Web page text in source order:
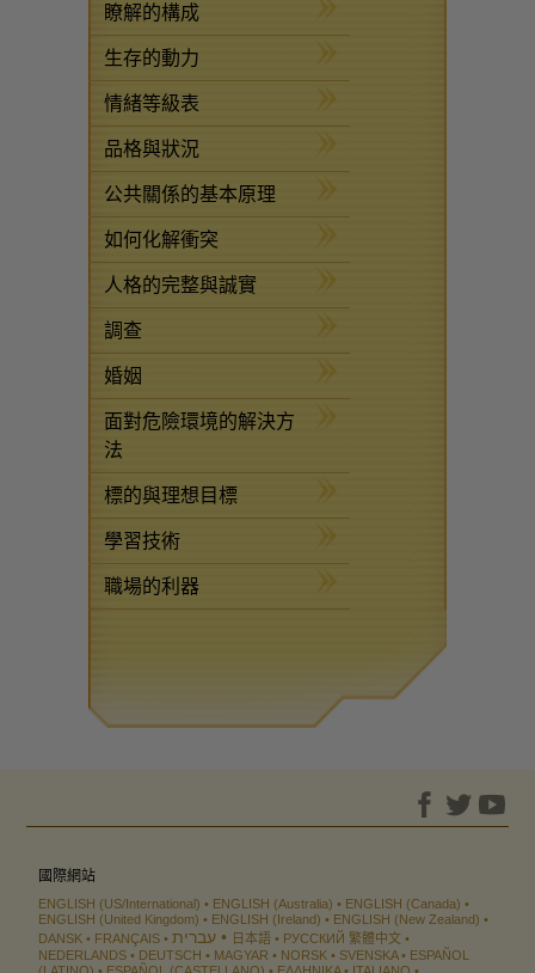
瞭解的構成
生存的動力
情緒等級表
品格與狀況
公共關係的基本原理
如何化解衝突
人格的完整與誠實
調查
婚姻
面對危險環境的解決方
法
標的與理想目標
學習技術
職場的利器
國際網站
ENGLISH (US/International) ENGLISH (Australia)
ENGLISH (Canada)
ENGLISH (United Kingdom)
ENGLISH (Ireland)
ENGLISH (New Zealand)
DANSK
FRANÇAIS עברית 日本語 РУССКИЙ 繁體中文
NEDERLANDS
DEUTSCH MAGYAR NORSK SVENSKA
ESPAÑOL